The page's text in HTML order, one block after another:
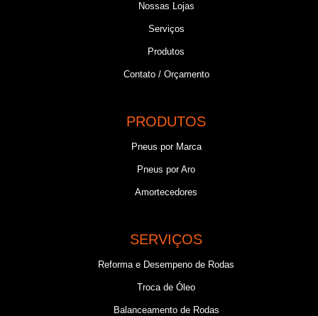
Nossas Lojas
Serviços
Produtos
Contato / Orçamento
PRODUTOS
Pneus por Marca
Pneus por Aro
Amortecedores
SERVIÇOS
Reforma e Desempeno de Rodas
Troca de Óleo
Balanceamento de Rodas